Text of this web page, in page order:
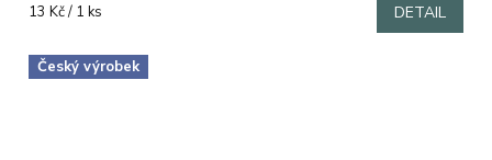
Měrná
13 Kč / 1 ks DETAIL
Český výrobek